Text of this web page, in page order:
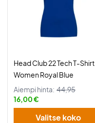
Head Club 22 Tech T-Shirt
Women Royal Blue
Aiempi hinta: 44,95
16,00 €
Valitse koko